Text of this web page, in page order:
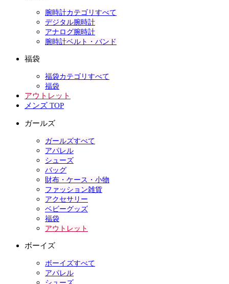
腕時計カテゴリすべて
デジタル腕時計
アナログ腕時計
腕時計ベルト・バンド
福袋
福袋カテゴリすべて
福袋
アウトレット
メンズ TOP
ガールズ
ガールズすべて
アパレル
シューズ
バッグ
財布・ケース・小物
ファッション雑貨
アクセサリー
ベビーグッズ
福袋
アウトレット
ボーイズ
ボーイズすべて
アパレル